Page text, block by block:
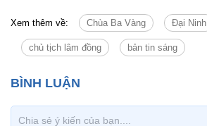
Xem thêm về: Chùa Ba Vàng Đại Ninh
chủ tịch lâm đồng bản tin sáng